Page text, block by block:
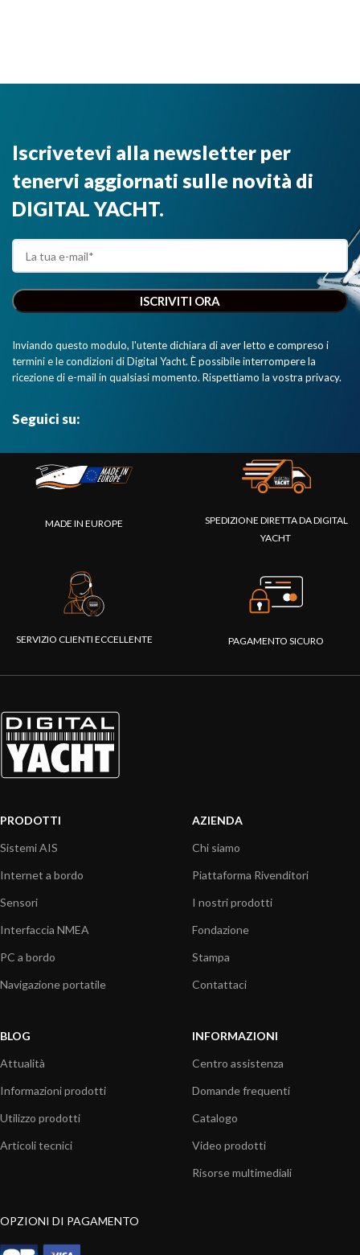
Iscrivetevi alla newsletter per
tenervi aggiornati sulle novità di
DIGITAL YACHT.
Inviando questo modulo, l'utente dichiara di aver letto e compreso i
termini e le condizioni di Digital Yacht. È possibile interrompere la
ricezione di e-mail in qualsiasi momento. Rispettiamo la vostra privacy.
Seguici su:
MADE IN EUROPE
SPEDIZIONE DIRETTA DA DIGITAL
YACHT
SERVIZIO CLIENTI ECCELLENTE PAGAMENTO SICURO
PRODOTTI
Sistemi AIS
Internet a bordo
Sensori
Interfaccia NMEA
PC a bordo
Navigazione portatile
AZIENDA
Chi siamo
Piattaforma Rivenditori
I nostri prodotti
Fondazione
Stampa
Contattaci
BLOG
Attualità
Informazioni prodotti
Utilizzo prodotti
Articoli tecnici
INFORMAZIONI
Centro assistenza
Domande frequenti
Catalogo
Video prodotti
Risorse multimediali
OPZIONI DI PAGAMENTO